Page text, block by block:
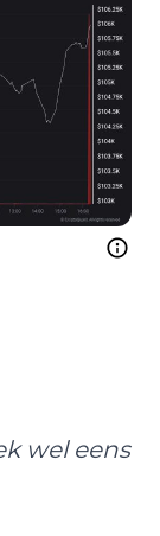
wel eens